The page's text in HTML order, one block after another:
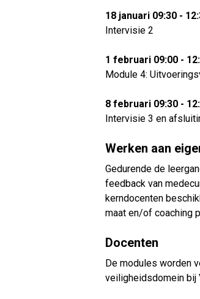
18 januari 09:30 -
Intervisie 2
1 februari 09:00 -
Module 4:
8 februari 09:30 -
Intervisie 3 en
Werken aan
Gedurende de
feedback van
kerndocenten
maat en/of coaching
Docenten
De modules worden
veiligheidsdomein bij